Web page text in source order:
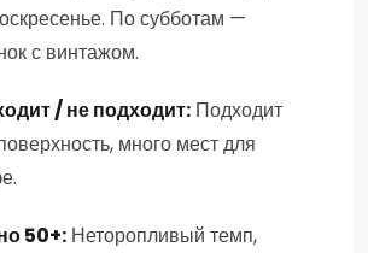
По субботам —
с винтажом.
/ не подходит: Подходит
много мест для
50+: Неторопливый темп,